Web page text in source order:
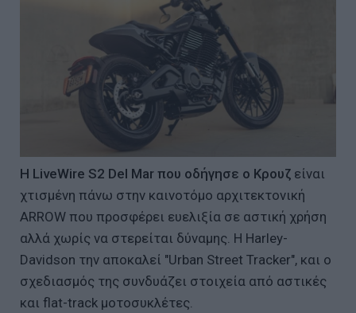
Η LiveWire S2 Del Mar που οδήγησε ο Κρουζ είναι
χτισμένη πάνω στην καινοτόμο αρχιτεκτονική
ARROW που προσφέρει ευελιξία σε αστική χρήση
αλλά χωρίς να στερείται δύναμης. Η Harley-
Davidson την αποκαλεί "Urban Street Tracker", και ο
σχεδιασμός της συνδυάζει στοιχεία από αστικές
και flat-track μοτοσυκλέτες.